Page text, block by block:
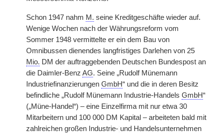
Schon 1947 nahm M. seine Kreditgeschäfte wieder auf.
Wenige Wochen nach der Währungsreform vom
Sommer 1948 vermittelte er ein dem Bau von
Omnibussen dienendes langfristiges Darlehen von 25
Mio. DM der auftraggebenden Deutschen Bundespost an
die Daimler-Benz AG. Seine „Rudolf Münemann
Industriefinanzierungen GmbH“ und die in deren Besitz
befindliche „Rudolf Münemann Industrie-Handels GmbH“
(„Müne-Handel“) – eine Einzelfirma mit nur etwa 30
Mitarbeitern und 100 000 DM Kapital – arbeiteten bald mit
zahlreichen großen Industrie- und Handelsunternehmen